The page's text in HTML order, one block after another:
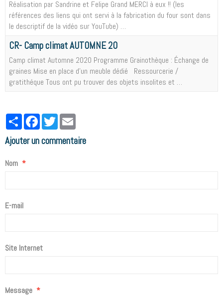
Réalisation par Sandrine et Felipe Grand MERCI à eux !! (les
références des liens qui ont servi à la fabrication du four sont dans
le descriptif de la vidéo sur YouTube) …
CR- Camp climat AUTOMNE 20
Camp climat Automne 2020 Programme Grainothèque : Échange de
graines Mise en place d’un meuble dédié Ressourcerie /
gratithéque Tous ont pu trouver des objets insolites et …
PartagerFacebookTwitter
Ajouter un commentaire
Nom
E-mail
Site Internet
Message